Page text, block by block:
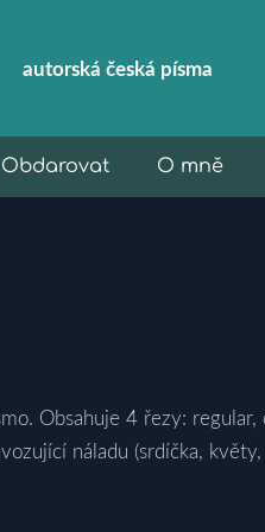
autorskáčeská písma
Obdarovat O mně
Obsahuje 4 řezy:
náladu (srdíčka,